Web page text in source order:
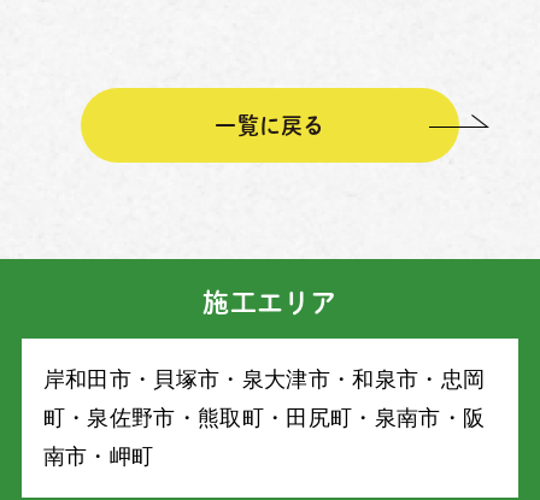
一覧に戻る
施工エリア
岸和⽥市・⾙塚市・泉⼤津市・和泉市・忠岡
町・泉佐野市・熊取町・⽥尻町・泉南市・阪
南市・岬町